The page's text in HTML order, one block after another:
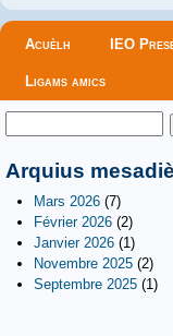
Menu principal
Acuèlh IEO
Ligams amics
Formulaire de
Arquius
Mars 2026 (7)
Février 2026 (2)
Janvier 2026 (1)
Novembre 2025 (2)
Septembre 2025 (1)